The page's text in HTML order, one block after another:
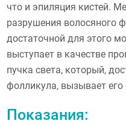
что и эпиляция кистей.
разрушения волосяного
достаточной для этого
выступает в качестве
пучка света, который,
фолликула, вызывает его
Показания: